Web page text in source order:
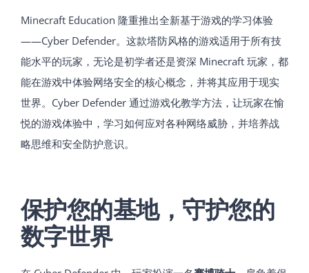
Minecraft Education 隆重推出全新基于游戏的学习体验
——Cyber Defender。这款塔防风格的游戏适用于所有技
能水平的玩家，无论是初学者还是资深 Minecraft 玩家，都
能在游戏中体验网络安全的核心概念，并将其应用于现实
世界。Cyber Defender 通过游戏化教学方法，让玩家在愉
悦的游戏体验中，学习如何应对各种网络威胁，并培养战
略思维和安全防护意识。
保护您的基地，守护您的
数字世界